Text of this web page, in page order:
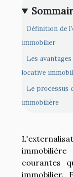
Définition de
immobilier
Les
locative
Le processus
immobilière
courantes
immobilier.